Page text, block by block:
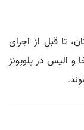
تا قبل از اجرای
و الیس در پلوپونز